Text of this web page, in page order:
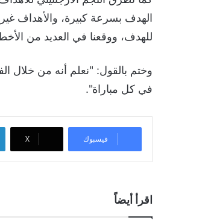
الهدف بسرعة كبيرة، والأهداف غير
للهدف، ووقعنا في العديد من
وختم بالقول: "نعلم أنه من خلال
في كل مباراة".
فيسبوك ‫X
اقرأ أيضاً